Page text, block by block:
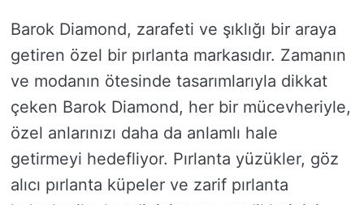
Barok Diamond, zarafeti ve şıklığı bir araya
getiren özel bir pırlanta markasıdır. Zamanın
ve modanın ötesinde tasarımlarıyla dikkat
çeken Barok Diamond, her bir mücevheriyle,
özel anlarınızı daha da anlamlı hale
getirmeyi hedefliyor. Pırlanta yüzükler, göz
alıcı pırlanta küpeler ve zarif pırlanta